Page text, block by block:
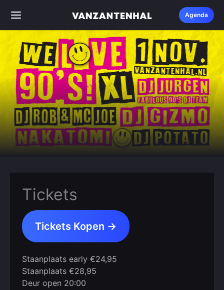
naar
de
inhoud
Agenda
Tickets
Tickets Kopen →
Staanplaats early €24,95
Staanplaats €28,95
Deur open 20:00